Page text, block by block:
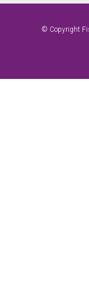
© Copyright